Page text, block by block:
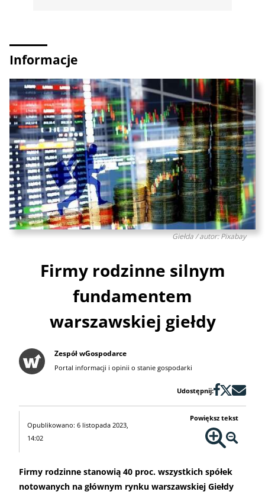
Informacje
Giełda / autor: Pixabay
Firmy rodzinne silnym
fundamentem
warszawskiej giełdy
Zespół wGospodarce
Portal informacji i opinii o stanie gospodarki
Udostępnij:
Opublikowano: 6 listopada 2023,
14:02
Powiększ tekst
Firmy rodzinne stanowią 40 proc. wszystkich spółek
notowanych na głównym rynku warszawskiej Giełdy